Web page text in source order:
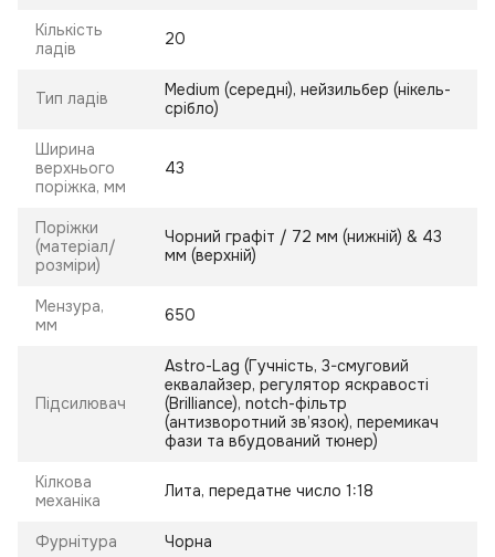
Кількість
ладів
20
Тип ладів
Medium (середні), нейзильбер (нікель-
срібло)
Ширина
верхнього
поріжка, мм
43
Поріжки
(матеріал/
розміри)
Чорний графіт / 72 мм (нижній) & 43
мм (верхній)
Мензура,
мм
650
Підсилювач
Astro-Lag (Гучність, 3-смуговий
еквалайзер, регулятор яскравості
(Brilliance), notch-фільтр
(антизворотний зв’язок), перемикач
фази та вбудований тюнер)
Кілкова
механіка
Лита, передатне число 1:18
Фурнітура Чорна